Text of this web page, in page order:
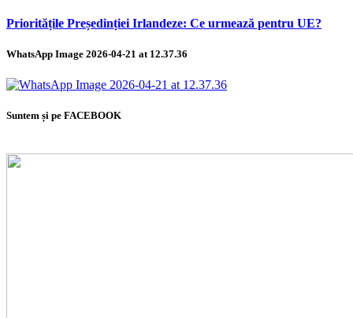
Prioritățile Președinției Irlandeze: Ce urmează pentru UE?
WhatsApp Image 2026-04-21 at 12.37.36
Suntem și pe FACEBOOK